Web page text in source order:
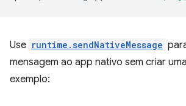
Use runtime.sendNativeMessage
mensagem ao app nativo sem criar
exemplo: